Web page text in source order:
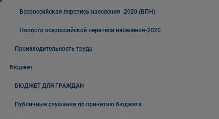
Всероссийская перепись населения -2020 (ВПН)
Новости всероссийской переписи населения-2020
Производительность труда
Бюджет
БЮДЖЕТ ДЛЯ ГРАЖДАН
Публичные слушания по принятию бюджета